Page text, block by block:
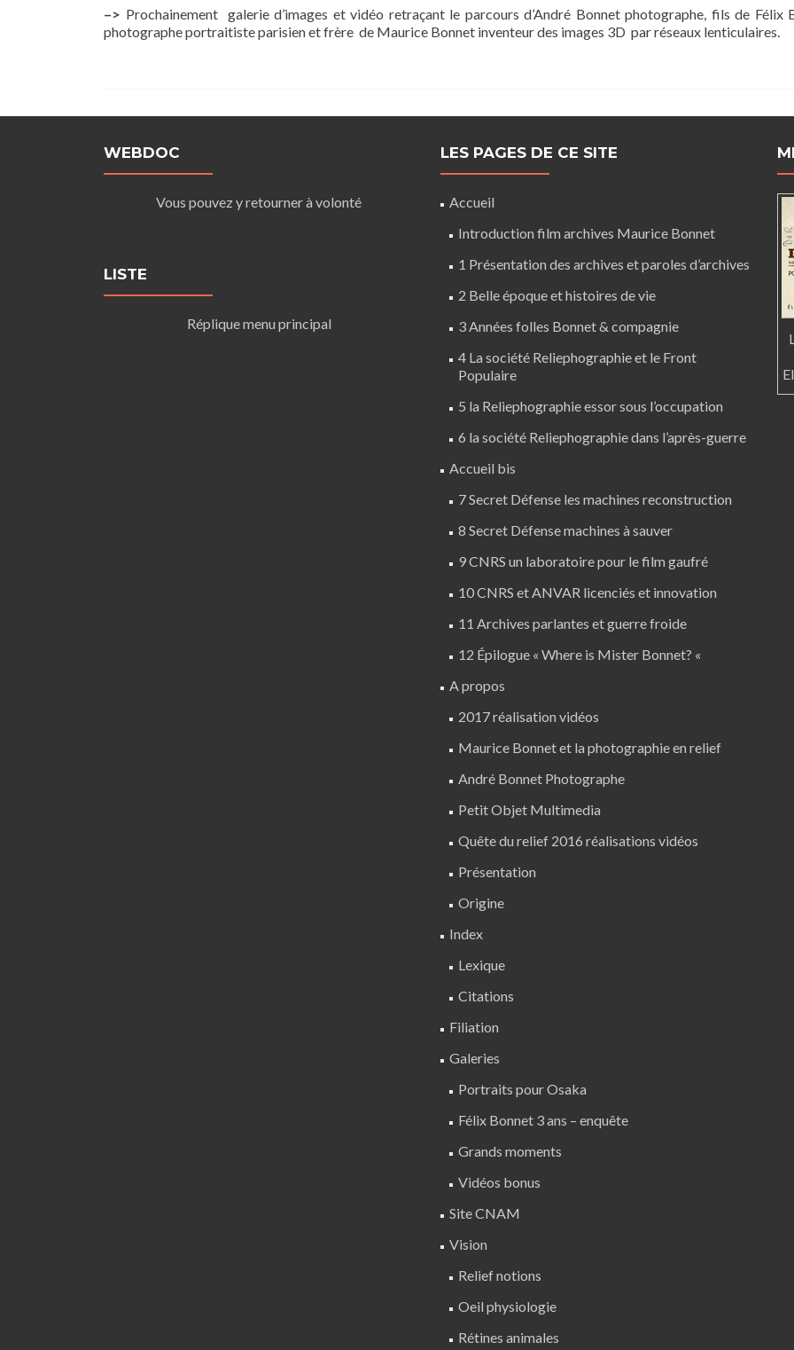
–> Prochainement galerie d’images et vidéo retraçant le parcours d’André Bonnet photographe, fils de Félix
photographe portraitiste parisien et frère de Maurice Bonnet inventeur des images 3D par réseaux lenticulaires.
WEBDOC
Vous pouvez y retourner à volonté
LISTE
Réplique menu principal
LES PAGES DE CE SITE
Accueil
Introduction film archives Maurice Bonnet
1 Présentation des archives et paroles d’archives
2 Belle époque et histoires de vie
3 Années folles Bonnet & compagnie
4 La société Reliephographie et le Front
Populaire
5 la Reliephographie essor sous l’occupation
6 la société Reliephographie dans l’après-guerre
Accueil bis
7 Secret Défense les machines reconstruction
8 Secret Défense machines à sauver
9 CNRS un laboratoire pour le film gaufré
10 CNRS et ANVAR licenciés et innovation
11 Archives parlantes et guerre froide
12 Épilogue « Where is Mister Bonnet? «
A propos
2017 réalisation vidéos
Maurice Bonnet et la photographie en relief
André Bonnet Photographe
Petit Objet Multimedia
Quête du relief 2016 réalisations vidéos
Présentation
Origine
Index
Lexique
Citations
Filiation
Galeries
Portraits pour Osaka
Félix Bonnet 3 ans – enquête
Grands moments
Vidéos bonus
Site CNAM
Vision
Relief notions
Oeil physiologie
Rétines animales